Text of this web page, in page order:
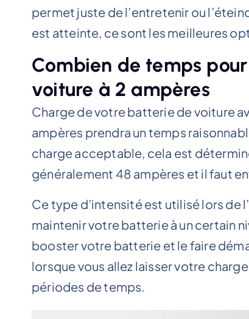
permet juste de l’entretenir ou
est atteinte, ce sont les meilleures
Combien de temps
voiture à 2 ampères
Charge de votre batterie de voiture
ampères prendra un temps
charge acceptable, cela est
généralement 48 ampères et il faut
Ce type d’intensité est utilisé lors de
maintenir votre batterie à un certain
booster votre batterie et le faire
lorsque vous allez laisser votre
périodes de temps.